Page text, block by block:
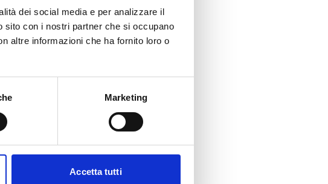
dei social media e per analizzare il
con i nostri partner che si occupano
altre informazioni che ha fornito loro o
Marketing
Accetta tutti